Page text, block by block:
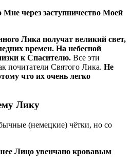
через заступничество Моей
Лика получат великий свет,
времен. На небесной
к Спасителю. Все эти
почитатели Святого Лика. Не
что их очень легко
Лику
(немецкие) чётки, но со
Лицо увенчано кровавым